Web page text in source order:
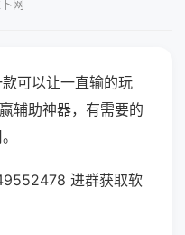
网
可以让一直输的玩
辅助神器，有需要的
进群获取软